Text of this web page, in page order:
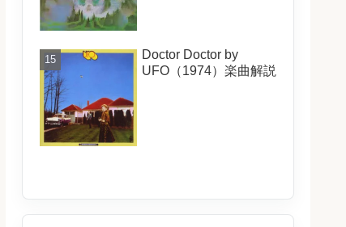
Doctor Doctor by
UFO（1974）楽曲解説